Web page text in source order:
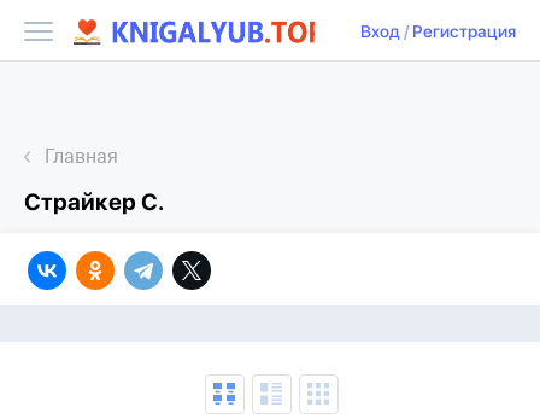
Вход/ Регистрация
Главная
Страйкер С.